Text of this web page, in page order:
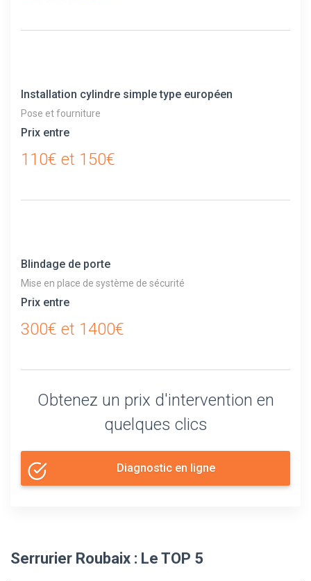
Installation cylindre simple type européen
Pose et fourniture
Prix entre
110€ et 150€
Blindage de porte
Mise en place de système de sécurité
Prix entre
300€ et 1400€
Obtenez un prix d'intervention en
quelques clics
Diagnostic en ligne
Serrurier Roubaix : Le TOP 5